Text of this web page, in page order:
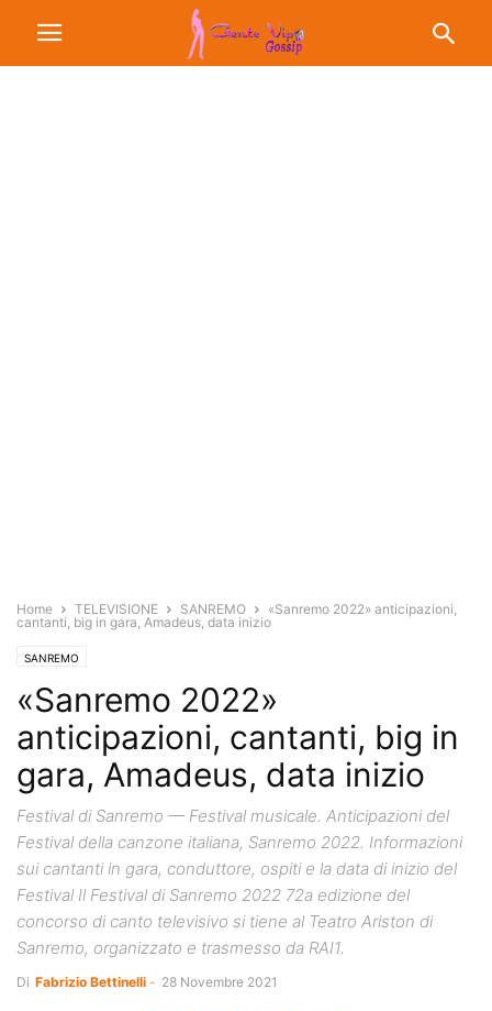
Home TELEVISIONE SANREMO
«Sanremo 2022» anticipazioni,
cantanti, big in gara, Amadeus, data inizio
SANREMO
«Sanremo 2022»
anticipazioni, cantanti, big in
gara, Amadeus, data inizio
Festival di Sanremo — Festival musicale. Anticipazioni del
Festival della canzone italiana, Sanremo 2022. Informazioni
sui cantanti in gara, conduttore, ospiti e la data di inizio del
Festival Il Festival di Sanremo 2022 72a edizione del
concorso di canto televisivo si tiene al Teatro Ariston di
Sanremo, organizzato e trasmesso da RAI1.
Di Fabrizio Bettinelli - 28 Novembre 2021